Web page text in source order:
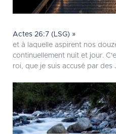
Actes 26:7 (LSG) »
et à laquelle aspirent nos
continuellement nuit et jour.
roi, que je suis accusé par des